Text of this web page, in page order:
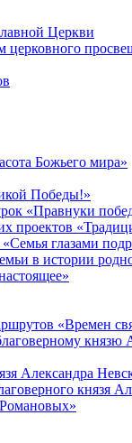
Церкви
Божьего мира»
Победы!»
«Правнуки
проектов
глазами
в истории
«Времен
князю
Александра
князя